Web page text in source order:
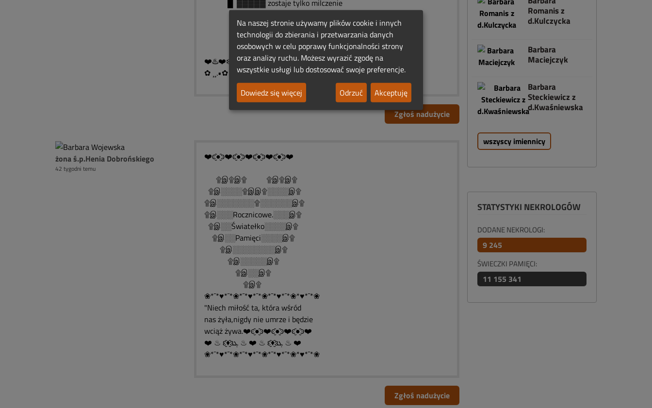
█ ▓▓▓▓▓ zostaje tylko milczenie
█ ▓_▓▓ pełne gorących łez
█ ▓▓ i bliskość osieroconych serc.“..
█
█
❤️♨️❤️❄️❤️♨️❤️♨️❄️ ❤️♨️❤️
✿ ¸¸.•✿ ¸¸.•✿ ¸¸.•✿ ¸¸.•✿ ¸¸.•✿¸¸.•✿
Zgłoś nadużycie
żona ś.p.Henia Dobrońskiego
42 tygodni temu
❤️ͼ̮̑●̮̑ͽ❤️ͼ̮̑●̮̑ͽ❤️ͼ̮̑●̮̑ͽ❤️ͼ̮̑●̮̑ͽ❤️
۩இ۩இ۩ ۩இ۩இ۩
۩இ░░░░۩இஇ۩░░░░இ۩
۩இ░░░░░░░۩░░░░░░இ۩
۩இ░░░Rocznicowe.░░░இ۩
۩இ░░Światełko░░░░இ۩
۩இ░░Pamięci░░░░இ۩
۩இ░░░░░░░░இ۩
۩இ░░░░░இ۩
۩இ░░இ۩
۩இ۩
❀*¯*♥*¯*❀*¯*♥*¯*❀*¯*♥*¯*❀*♥*¯*❀
"Niech miłość ta, która wśród
nas żyła,nigdy nie umrze i będzie
wciąż żywa.❤️ͼ̮̑●̮̑ͽ❤️ͼ̮̑●̮̑ͽ❤️ͼ̮̑●̮̑ͽ❤️
❤️ ♨ ԑ̮̑♦̮̑ɜܓ ♨ ❤️ ♨ ԑ̮̑♦̮̑ɜܓ ♨ ❤️
❀*¯*♥*¯*❀*¯*♥*¯*❀*¯*♥*¯*❀*♥*¯*❀
Zgłoś nadużycie
Romanis z
d.Kulczycka
Barbara
Maciejczyk
Barbara
Steckiewicz z
d.Kwaśniewska
wszyscy imiennicy
STATYSTYKI NEKROLOGÓW
DODANE NEKROLOGI:
9 245
ŚWIECZKI PAMIĘCI:
11 155 341
Na naszej stronie używamy plików cookie i innych
technologii do zbierania i przetwarzania danych
osobowych w celu poprawy funkcjonalności strony
oraz analizy ruchu. Możesz wyrazić zgodę na
wszystkie usługi lub dostosować swoje preferencje.
Dowiedz się więcej
Odrzuć Akceptuję